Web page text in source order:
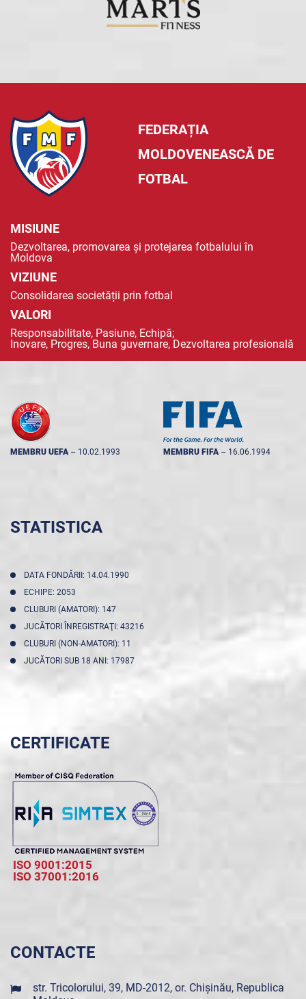
FEDERAȚIA
MOLDOVENEASCĂ DE
FOTBAL
MISIUNE
Dezvoltarea, promovarea și protejarea fotbalului în
Moldova
VIZIUNE
Consolidarea societății prin fotbal
VALORI
Responsabilitate, Pasiune, Echipă;
Inovare, Progres, Buna guvernare, Dezvoltarea profesională
MEMBRU UEFA -- 10.02.1993 MEMBRU FIFA -- 16.06.1994
STATISTICA
DATA FONDĂRII: 14.04.1990
ECHIPE: 2053
CLUBURI (AMATORI): 147
JUCĂTORI ÎNREGISTRAŢI: 43216
CLUBURI (NON-AMATORI): 11
JUCĂTORI SUB 18 ANI: 17987
CERTIFICATE
ISO 9001:2015
ISO 37001:2016
CONTACTE
str. Tricolorului, 39, MD-2012, or. Chișinău, Republica